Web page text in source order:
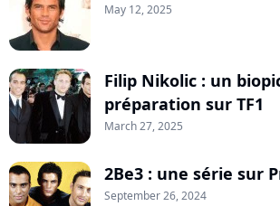
May 12, 2025
Filip Nikolic : un
préparation sur TF1
March 27, 2025
2Be3 : une série sur
September 26, 2024